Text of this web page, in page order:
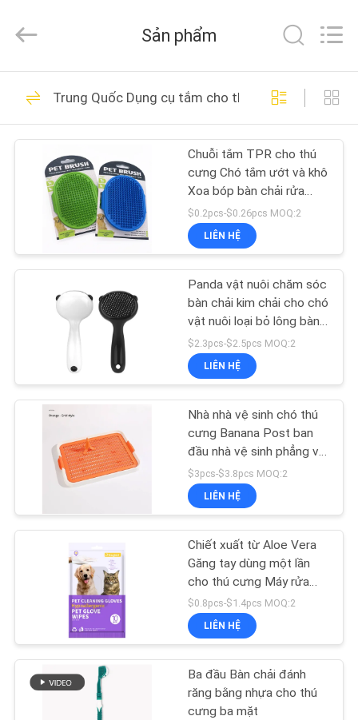
TRANG
CHỦ
CÁC
PHẨM
VỀ
CHÚNG
QUAN
LIÊN
HỆ
CHÚNG
YÊU
CẦU
BÁO
2026
Ningbo
Co.Ltd.
Reserved.
Dây xích vật nuôi có
thể thu vào
86
Dây xích cho thú
cưng
87
Easy Walk Dog
Leash
39
Dây kéo vật nuôi
Sản phẩm
Trung Quốc Dụng cụ tắm cho thú cưng
Chuỗi tắm TPR cho thú
cưng Chó tắm ướt và khô
Xoa bóp bàn chải rửa
mèo Shampoo găng tay
$0.2pcs-$0.26pcs MOQ:2
LIÊN HỆ
Panda vật nuôi chăm sóc
bàn chải kim chải cho chó
vật nuôi loại bỏ lông bàn
chải
$2.3pcs-$2.5pcs MOQ:2
LIÊN HỆ
Nhà nhà vệ sinh chó thú
cưng Banana Post ban
đầu nhà vệ sinh phẳng với
khay dễ làm sạch
$3pcs-$3.8pcs MOQ:2
LIÊN HỆ
Chiết xuất từ Aloe Vera
Găng tay dùng một lần
cho thú cưng Máy rửa
ướt Khử trùng và khử mùi
$0.8pcs-$1.4pcs MOQ:2
LIÊN HỆ
Ba đầu Bàn chải đánh
răng bằng nhựa cho thú
cưng ba mặt